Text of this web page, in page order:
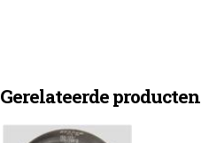
Gerelateerde producten